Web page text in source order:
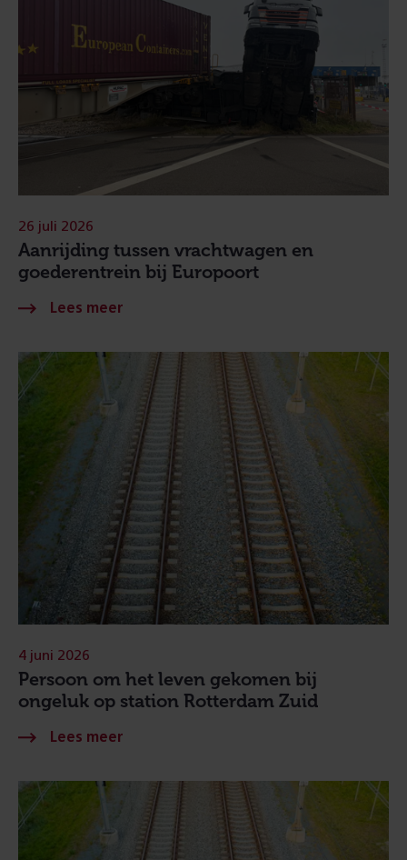
Aanrijding tussen vrachtwagen en
goederentrein bij Europoort
26 juli 2026
Persoon om het leven gekomen bij
ongeluk op station Rotterdam Zuid
4 juni 2026